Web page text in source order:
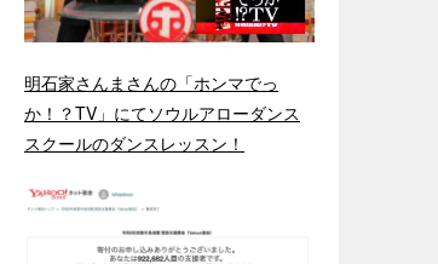
明石家さんまさんの「ホンマでっ
か！？TV」にてソウルアローダンス
スクールのダンスレッスン！